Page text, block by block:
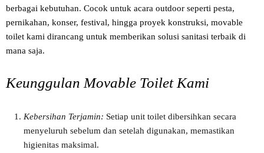
berbagai kebutuhan. Cocok untuk acara outdoor seperti pesta,
pernikahan, konser, festival, hingga proyek konstruksi, movable
toilet kami dirancang untuk memberikan solusi sanitasi terbaik di
mana saja.
Keunggulan Movable Toilet Kami
Kebersihan Terjamin: Setiap unit toilet dibersihkan secara
menyeluruh sebelum dan setelah digunakan, memastikan
higienitas maksimal.